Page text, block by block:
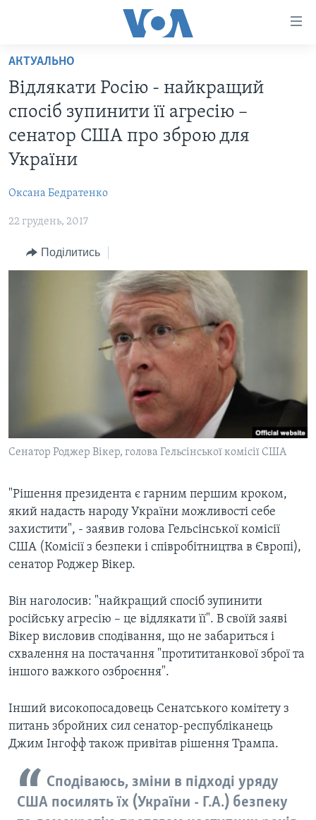
Перейти
матеріалу
Перейти
меню
сторінки
до
Пошуку
АКТУАЛЬНО
ВІЙНА - ЦЕ ОСОБИСТЕ
УКРАЇНЦІ У СВІТІ
НАУКА
ІСТОРІЇ УСПІХУ УКРАЇНЦІВ
АНАЛІТИКА
ПОЛІТИКА В США
ДНІВ
УКРАЇНЦІ В АМЕРИЦІ
ІНТЕРВ'Ю
БОРОТЬБА З ДЕЗІНФОРМАЦІЄЮ
БРИФІНГ ГОЛОСУ АМЕРИКИ
СТУДІЯ ВАШИНГТОН
ВІКНО В АМЕРИКУ
ПОГЛЯД З ВАШИНГТОНА
Мови
АКТУАЛЬНО
Відлякати Росію - найкращий
спосіб зупинити її агресію –
сенатор США про зброю для
України
Оксана Бедратенко
22 грудень, 2017
Поділитись
Сенатор Роджер Вікер, голова Гельсінської комісії США
"Рішення президента є гарним першим кроком,
який надасть народу України можливості себе
захистити", - заявив голова Гельсінської комісії
США (Комісії з безпеки і співробітництва в Європі),
сенатор Роджер Вікер.
Він наголосив: "найкращий спосіб зупинити
російську агресію – це відлякати її". В своїй заяві
Вікер висловив сподівання, що не забариться і
схвалення на постачання "протититанкової зброї та
іншого важкого озброєння".
Інший високопосадовець Сенатського комітету з
питань збройних сил сенатор-республіканець
Джим Інгофф також привітав рішення Трампа.
Сподіваюсь, зміни в підході уряду
США посилять їх (України - Г.А.) безпеку